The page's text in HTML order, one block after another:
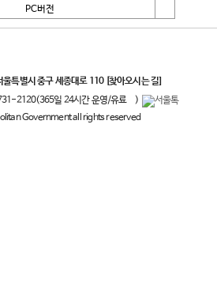
PC버전
특별시 중구 세종대로 110 [찾아오시는 길]
2120(365일 24시간 운영/유료
)
Government all rights reserved